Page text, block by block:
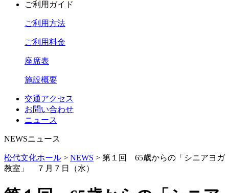
ご利用ガイド
ご利用方法
ご利用料金
座席表
施設概要
交通アクセス
お問い合わせ
ニュース
NEWSニュース
松代文化ホール > NEWS > 第１回 65歳からの「シニアヨガ
教室」 ７月７日（水）